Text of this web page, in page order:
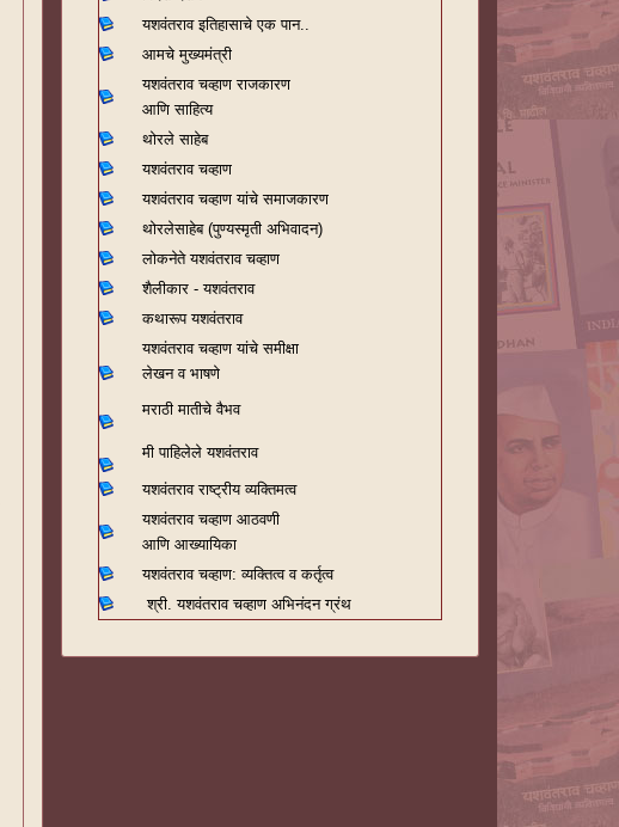
यशवंतराव इतिहासाचे एक पान..
आमचे मुख्यमंत्री
यशवंतराव चव्हाण राजकारण
आणि साहित्य
थोरले साहेब
यशवंतराव चव्हाण
यशवंतराव चव्हाण यांचे समाजकारण
थोरलेसाहेब (पुण्यस्मृती अभिवादन)
लोकनेते यशवंतराव चव्हाण
शैलीकार - यशवंतराव
कथारूप यशवंतराव
यशवंतराव चव्हाण यांचे समीक्षा
लेखन व भाषणे
मराठी मातीचे वैभव
मी पाहिलेले यशवंतराव
यशवंतराव राष्ट्रीय व्यक्तिमत्व
यशवंतराव चव्हाण आठवणी
आणि आख्यायिका
यशवंतराव चव्हाण: व्यक्तित्व व कर्तृत्व
श्री. यशवंतराव चव्हाण अभिनंदन ग्रंथ